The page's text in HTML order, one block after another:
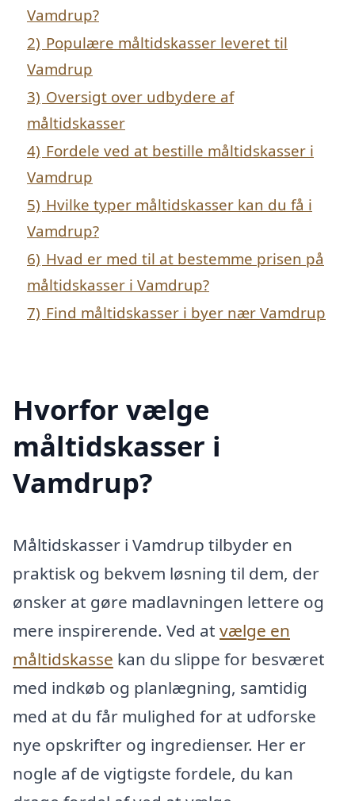
Vamdrup?
2) Populære måltidskasser leveret til
Vamdrup
3) Oversigt over udbydere af
måltidskasser
4) Fordele ved at bestille måltidskasser i
Vamdrup
5) Hvilke typer måltidskasser kan du få i
Vamdrup?
6) Hvad er med til at bestemme prisen på
måltidskasser i Vamdrup?
7) Find måltidskasser i byer nær Vamdrup
Hvorfor vælge
måltidskasser i
Vamdrup?
Måltidskasser i Vamdrup tilbyder en
praktisk og bekvem løsning til dem, der
ønsker at gøre madlavningen lettere og
mere inspirerende. Ved at vælge en
måltidskasse kan du slippe for besværet
med indkøb og planlægning, samtidig
med at du får mulighed for at udforske
nye opskrifter og ingredienser. Her er
nogle af de vigtigste fordele, du kan